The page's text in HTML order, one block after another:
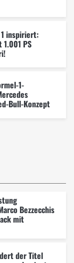
inspiriert:
PS
1-
Bull-Konzept
Bezzecchis
mit
der Titel